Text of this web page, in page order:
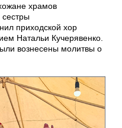
храмов
приходской хор
Натальи Кучерявенко.
вознесены молитвы о